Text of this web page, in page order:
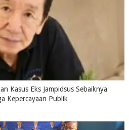
Kasus Eks Jampidsus Sebaiknya
Kepercayaan Publik